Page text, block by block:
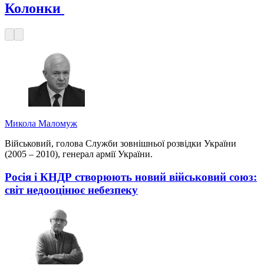
Колонки
Микола Маломуж
Військовий, голова Служби зовнішньої розвідки України
(2005 – 2010), генерал армії України.
Росія і КНДР створюють новий військовий союз:
світ недооцінює небезпеку